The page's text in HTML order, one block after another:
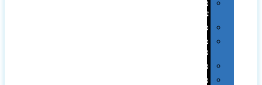
מוצרי
עור
מחברות
מחזיקי
מפתחות
משחקים
מתנה